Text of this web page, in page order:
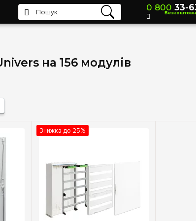
на 156 модулів
Знижка до 25%
0 800 33-